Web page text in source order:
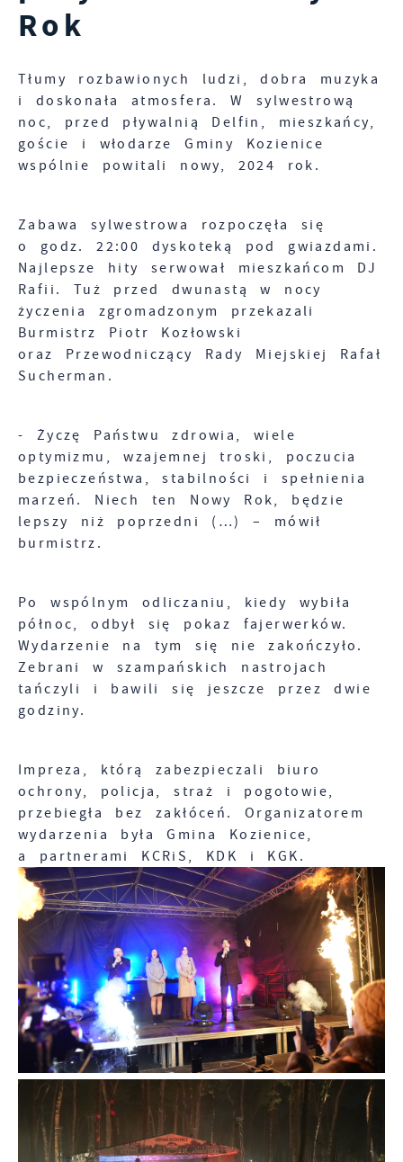
Rok
Tłumy rozbawionych ludzi, dobra muzyka
i doskonała atmosfera. W sylwestrową
noc, przed pływalnią Delfin, mieszkańcy,
goście i włodarze Gminy Kozienice
wspólnie powitali nowy, 2024 rok.
Zabawa sylwestrowa rozpoczęła się
o godz. 22:00 dyskoteką pod gwiazdami.
Najlepsze hity serwował mieszkańcom DJ
Rafii. Tuż przed dwunastą w nocy
życzenia zgromadzonym przekazali
Burmistrz Piotr Kozłowski
oraz Przewodniczący Rady Miejskiej Rafał
Sucherman.
- Życzę Państwu zdrowia, wiele
optymizmu, wzajemnej troski, poczucia
bezpieczeństwa, stabilności i spełnienia
marzeń. Niech ten Nowy Rok, będzie
lepszy niż poprzedni (…) – mówił
burmistrz.
Po wspólnym odliczaniu, kiedy wybiła
północ, odbył się pokaz fajerwerków.
Wydarzenie na tym się nie zakończyło.
Zebrani w szampańskich nastrojach
tańczyli i bawili się jeszcze przez dwie
godziny.
Impreza, którą zabezpieczali biuro
ochrony, policja, straż i pogotowie,
przebiegła bez zakłóceń. Organizatorem
wydarzenia była Gmina Kozienice,
a partnerami KCRiS, KDK i KGK.
dostosowania Twoich ustawień preferencji
prywatności, logowania czy wypełniania
której korzystasz, może działać bez zakłóceń.
Zapoznaj się z
POLITYKĄ PRYWATNOŚCI I
PLIKÓW COOKIES .
Funkcjonalne i personalizacyjne
internetowej zapamiętanie wprowadzonych
przez Ciebie ustawień oraz personalizację
określonych funkcjonalności czy
prezentowanych treści.
funkcjonalności naszej strony poprzez
dopasowanie jej do Twoich indywidualnych
preferencji. Wyrażenie zgody na funkcjonalne
i personalizacyjne pliki cookies gwarantuje
dostępność większej ilości funkcji na stronie.
Analityczne
Analityczne pliki cookies pomagają nam
rozwijać się i dostosowywać do Twoich
potrzeb.
Cookies analityczne pozwalają na uzyskanie
informacji w zakresie wykorzystywania witryny
pozwalają nam na ocenę naszych serwisów
internetowych pod względem ich popularności
wśród użytkowników. Zgromadzone informacje
są przetwarzane w formie zanonimizowanej.
Wyrażenie zgody na analityczne pliki cookies
gwarantuje dostępność wszystkich
funkcjonalności.
Więcej
Dzięki reklamowym plikom cookies
prezentujemy Ci najciekawsze informacje i
aktualności na stronach naszych partnerów.
Promocyjne pliki cookies służą do
prezentowania Ci naszych komunikatów na
witryny internetowej. Treści promocyjne mogą
pojawić się na stronach podmiotów trzecich
lub firm będących naszymi partnerami oraz
innych dostawców usług. Firmy te działają w
charakterze pośredników prezentujących nasze
treści w postaci wiadomości, ofert,
komunikatów mediów społecznościowych.
Więcej